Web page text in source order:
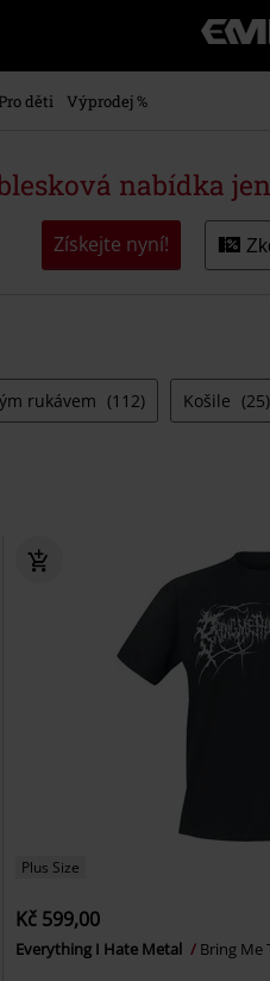
-
Pro děti Výprodej %
nabídka
Získejte nyní!
rukávem (112) Košile (25)
Plus Size
Kč 599,00
Everything I Hate Metal Bring Me